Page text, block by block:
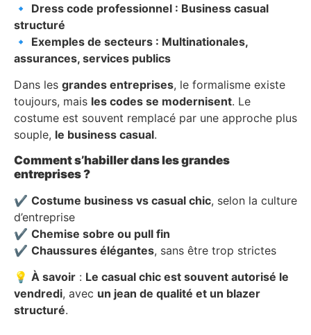
🔹 Dress code professionnel : Business casual
structuré
🔹 Exemples de secteurs : Multinationales,
assurances, services publics
Dans les grandes entreprises, le formalisme existe
toujours, mais les codes se modernisent. Le
costume est souvent remplacé par une approche plus
souple, le business casual.
Comment s’habiller dans les grandes
entreprises ?
✔ Costume business vs casual chic, selon la culture
d’entreprise
✔ Chemise sobre ou pull fin
✔ Chaussures élégantes, sans être trop strictes
💡 À savoir : Le casual chic est souvent autorisé le
vendredi, avec un jean de qualité et un blazer
structuré.